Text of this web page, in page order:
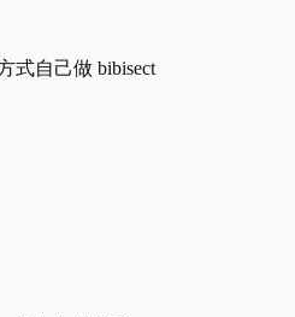
式自己做 bibisect